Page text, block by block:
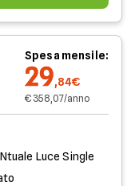
Spesa mensile:
29,84€
€ 358,07/anno
Luce Single